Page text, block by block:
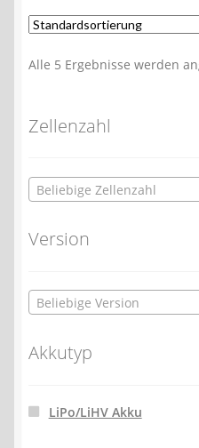
Alle 5 Ergebnisse werden
Zellenzahl
Beliebige Zellenzahl
Version
Beliebige Version
Akkutyp
LiPo/LiHV Akku